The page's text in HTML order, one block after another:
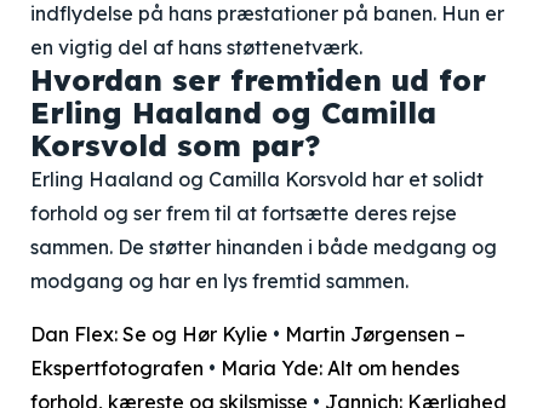
indflydelse på hans præstationer på banen. Hun er
en vigtig del af hans støttenetværk.
Hvordan ser fremtiden ud for
Erling Haaland og Camilla
Korsvold som par?
Erling Haaland og Camilla Korsvold har et solidt
forhold og ser frem til at fortsætte deres rejse
sammen. De støtter hinanden i både medgang og
modgang og har en lys fremtid sammen.
Dan Flex: Se og Hør Kylie • Martin Jørgensen –
Ekspertfotografen • Maria Yde: Alt om hendes
forhold, kæreste og skilsmisse • Jannich: Kærlighed